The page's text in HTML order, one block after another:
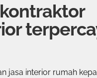
jasa interior rumah